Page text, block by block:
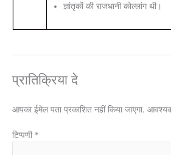
ज्ञांतृकों की राजधानी कोल्लांग थी।
प्रातिक्रिया दे
आपका ईमेल पता प्रकाशित नहीं किया जाएगा. आवश्यक
टिप्पणी *